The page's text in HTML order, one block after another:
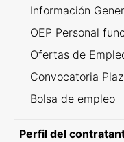
Información
OEP Personal
Ofertas de
Convocatoria
Bolsa de empleo
Perfil del